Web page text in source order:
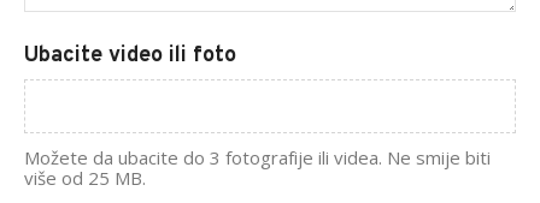
Ubacite video ili foto
Možete da ubacite do 3 fotografije ili videa. Ne smije biti
više od 25 MB.